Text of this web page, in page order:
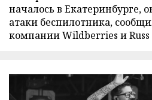
началось в Екатеринбурге,
атаки беспилотника,
компании Wildberries и Russ